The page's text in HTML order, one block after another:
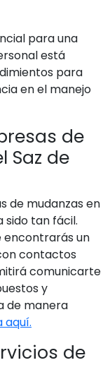
para una
está
para
en el manejo
de
Saz de
de mudanzas en
sido tan fácil.
encontrarás un
contactos
comunicarte
y
de manera
aquí.
de